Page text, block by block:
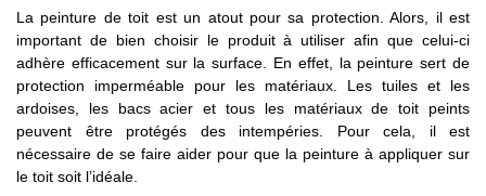
La peinture de toit est un atout pour sa protection. Alors, il est
important de bien choisir le produit à utiliser afin que celui-ci
adhère efficacement sur la surface. En effet, la peinture sert de
protection imperméable pour les matériaux. Les tuiles et les
ardoises, les bacs acier et tous les matériaux de toit peints
peuvent être protégés des intempéries. Pour cela, il est
nécessaire de se faire aider pour que la peinture à appliquer sur
le toit soit l’idéale.